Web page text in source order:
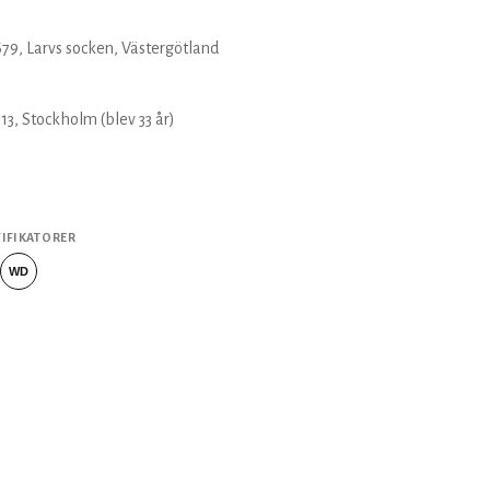
, Larvs socken, Västergötland
, Stockholm (blev 33 år)
WD